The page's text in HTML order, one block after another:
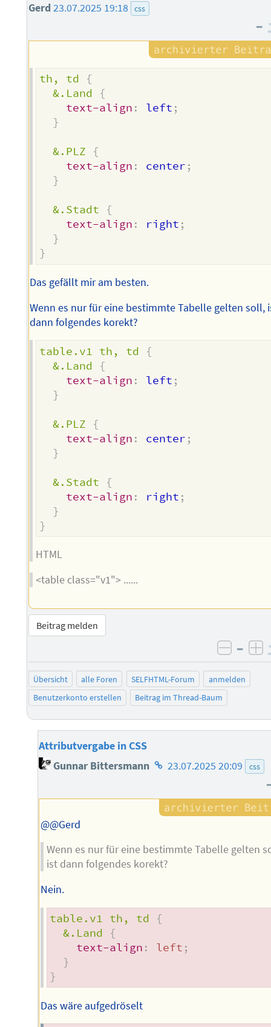
Gerd 23.07.2025 19:18 css
–
th, td
{
&.Land
{
text-align : left ;
}
&.PLZ
{
text-align : center ;
}
&.Stadt
{
text-align : right ;
}
}
Das gefällt mir am besten.
Wenn es nur für eine bestimmte Tabelle gelten soll,
dann folgendes korekt?
table.v1 th, td
{
&.Land
{
text-align : left ;
}
&.PLZ
{
text-align : center ;
}
&.Stadt
{
text-align : right ;
}
}
HTML
<table class="v1"> ......
Beitrag melden
–
Übersicht alle Foren SELFHTML-Forum
anmelden
Benutzerkonto erstellen
Beitrag im Thread-Baum
Attributvergabe in CSS
Gunnar Bittersmann Homepage
Autors
23.07.2025 20:09 css
@@Gerd
Wenn es nur für eine bestimmte Tabelle gelten
ist dann folgendes korekt?
Nein.
table.v1 th, td
{
&.Land
{
text-align : left ;
}
}
Das wäre aufgedröselt